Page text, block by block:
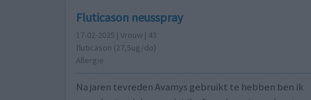
Fluticason neusspray
17-02-2025 | Vrouw | 43
fluticason (27,5ug/do)
Allergie
Na jaren tevreden Avamys gebruikt te hebben ben ik